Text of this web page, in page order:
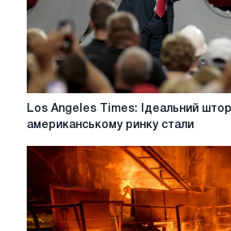
Los
Ідеальний
шторм
на
американському
ринку
Los Angeles Times: Ідеальний
американському ринку стали